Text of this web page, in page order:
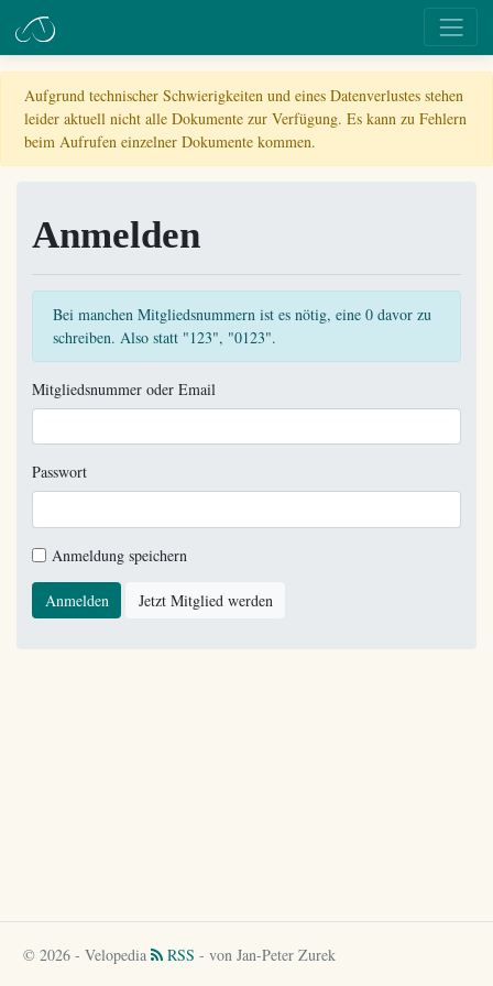
Aufgrund technischer Schwierigkeiten und eines Datenverlustes stehen
leider aktuell nicht alle Dokumente zur Verfügung. Es kann zu Fehlern
beim Aufrufen einzelner Dokumente kommen.
Anmelden
Bei manchen Mitgliedsnummern ist es nötig, eine 0 davor zu
schreiben. Also statt "123", "0123".
Mitgliedsnummer oder Email
Passwort
Anmeldung speichern
Anmelden Jetzt Mitglied werden
© 2026 - Velopedia RSS - von Jan-Peter Zurek